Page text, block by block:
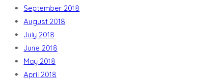
September 2018
August 2018
July 2018
June 2018
May 2018
April 2018